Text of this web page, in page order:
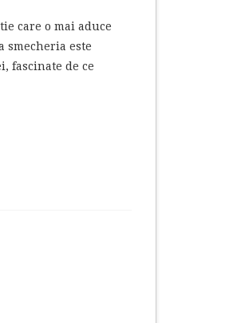
care o mai aduce
smecheria este
fascinate de ce